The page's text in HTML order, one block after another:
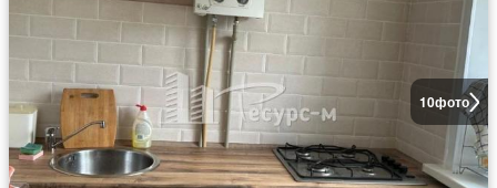
10фото